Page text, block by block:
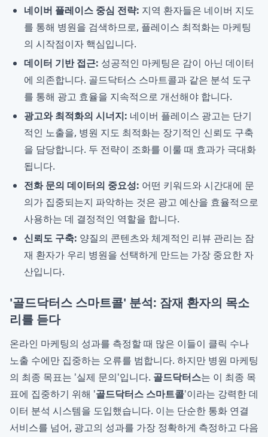
네이버 플레이스 중심 전략: 지역 환자들은 네이버 지도
를 통해 병원을 검색하므로, 플레이스 최적화는 마케팅
의 시작점이자 핵심입니다.
데이터 기반 접근: 성공적인 마케팅은 감이 아닌 데이터
에 의존합니다. 골드닥터스 스마트콜과 같은 분석 도구
를 통해 광고 효율을 지속적으로 개선해야 합니다.
광고와 최적화의 시너지: 네이버 플레이스 광고는 단기
적인 노출을, 병원 지도 최적화는 장기적인 신뢰도 구축
을 담당합니다. 두 전략이 조화를 이룰 때 효과가 극대화
됩니다.
전화 문의 데이터의 중요성: 어떤 키워드와 시간대에 문
의가 집중되는지 파악하는 것은 광고 예산을 효율적으로
사용하는 데 결정적인 역할을 합니다.
신뢰도 구축: 양질의 콘텐츠와 체계적인 리뷰 관리는 잠
재 환자가 우리 병원을 선택하게 만드는 가장 중요한 자
산입니다.
'골드닥터스 스마트콜' 분석: 잠재 환자의 목소
리를 듣다
온라인 마케팅의 성과를 측정할 때 많은 이들이 클릭 수나
노출 수에만 집중하는 오류를 범합니다. 하지만 병원 마케팅
의 최종 목표는 '실제 문의'입니다. 골드닥터스는 이 최종 목
표에 집중하기 위해 '골드닥터스 스마트콜'이라는 강력한 데
이터 분석 시스템을 도입했습니다. 이는 단순한 통화 연결
서비스를 넘어, 광고의 성과를 가장 정확하게 측정하고 다음